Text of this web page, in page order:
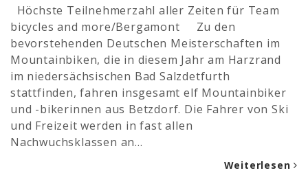
Höchste Teilnehmerzahl aller Zeiten für Team
bicycles and more/Bergamont Zu den
bevorstehenden Deutschen Meisterschaften im
Mountainbiken, die in diesem Jahr am Harzrand
im niedersächsischen Bad Salzdetfurth
stattfinden, fahren insgesamt elf Mountainbiker
und -bikerinnen aus Betzdorf. Die Fahrer von Ski
und Freizeit werden in fast allen
Nachwuchsklassen an…
Weiterlesen